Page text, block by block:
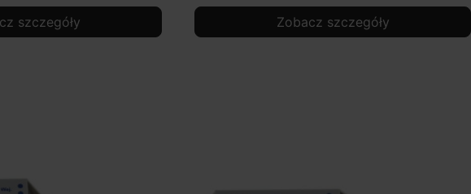
szczegóły Zobacz szczegóły